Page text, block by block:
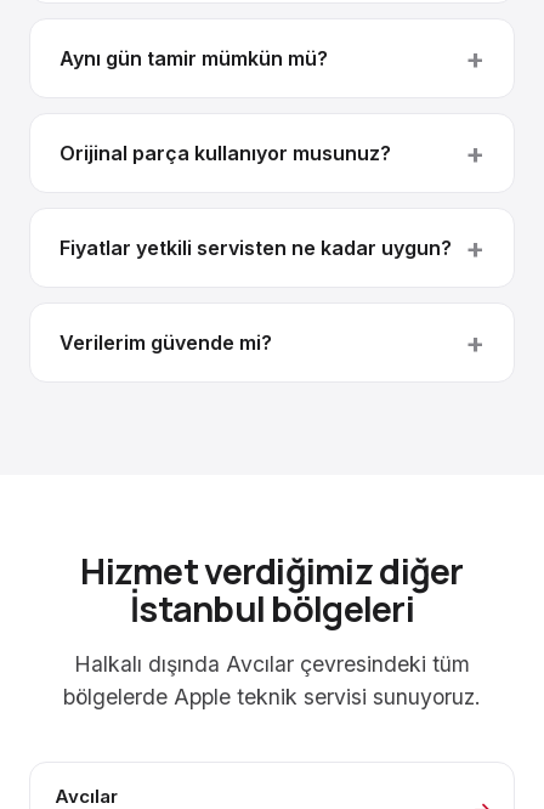
Aynı gün tamir mümkün mü?
Orijinal parça kullanıyor musunuz?
Fiyatlar yetkili servisten ne kadar uygun?
Verilerim güvende mi?
Hizmet verdiğimiz diğer
İstanbul bölgeleri
Halkalı dışında Avcılar çevresindeki tüm
bölgelerde Apple teknik servisi sunuyoruz.
Avcılar